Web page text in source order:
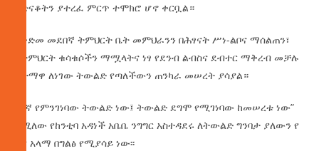
አድናቆትን ያተረፈ ምርጥ ተሞክሮ ሆኖ ቀርቧል።
የቅድመ መደበኛ ትምህርት ቤት መምህራንን በሕፃናት ሥነ-ልቦና ማሰልጠን፣
የትምህርት ቁሳቁሶችን ማሟላትና ነፃ የደንብ ልብስና ደብተር ማቅረብ መቻሉ
ከተማዋ ለነገው ትውልድ የጣለችውን ጠንካራ መሠረት ያሳያል።
“እኛ የምንገነባው ትውልድ ነው፤ ትውልድ ደግሞ የሚገነባው ከመሠረቱ ነው”
የሚለው የከንቲባ አዳነች አቤቤ ንግግር አስተዳደሩ ለትውልድ ግንባታ ያለውን የ
ፀና አላማ በግልፅ የሚያሳይ ነው፡፡